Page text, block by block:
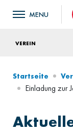
VEREIN
Startseite
Einladung zur